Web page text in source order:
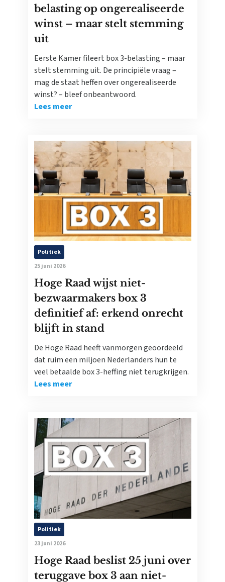
belasting op ongerealiseerde
winst – maar stelt stemming
uit
Eerste Kamer fileert box 3-belasting – maar
stelt stemming uit. De principiële vraag –
mag de staat heffen over ongerealiseerde
winst? – bleef onbeantwoord.
Lees meer
Politiek
25 juni 2026
Hoge Raad wijst niet-
bezwaarmakers box 3
definitief af: erkend onrecht
blijft in stand
De Hoge Raad heeft vanmorgen geoordeeld
dat ruim een miljoen Nederlanders hun te
veel betaalde box 3-heffing niet terugkrijgen.
Lees meer
Politiek
23 juni 2026
Hoge Raad beslist 25 juni over
teruggave box 3 aan niet-